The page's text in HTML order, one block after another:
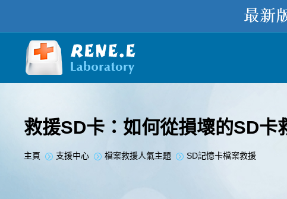
救援SD卡：如何從損壞的SD卡
您在此处：
主頁 支援中心 檔案救援人氣主題 SD記憶卡檔案救援